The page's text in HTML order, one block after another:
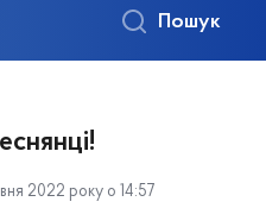
Пошук
2022 року о 14:57